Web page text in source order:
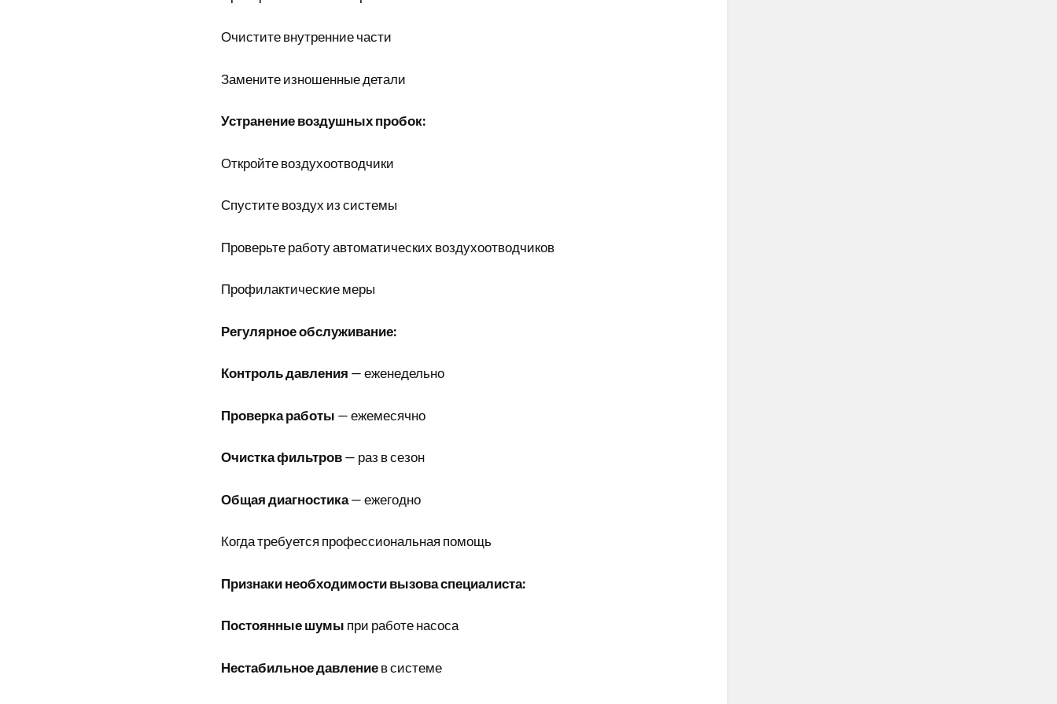
Очистите внутренние части
Замените изношенные детали
Устранение воздушных пробок:
Откройте воздухоотводчики
Спустите воздух из системы
Проверьте работу автоматических воздухоотводчиков
Профилактические меры
Регулярное обслуживание:
Контроль давления — еженедельно
Проверка работы — ежемесячно
Очистка фильтров— раз в сезон
Общая диагностика— ежегодно
Когда требуется профессиональная помощь
Признаки необходимости вызова специалиста:
Постоянные шумы при работе насоса
Нестабильное давлениев системе